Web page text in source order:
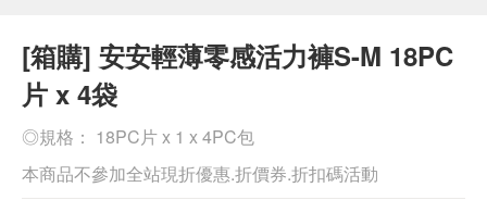
[箱購] 安安輕薄零感活力褲S-M 18PC
片 x 4袋
◎規格： 18PC片 x 1 x 4PC包
本商品不參加全站現折優惠.折價券.折扣碼活動